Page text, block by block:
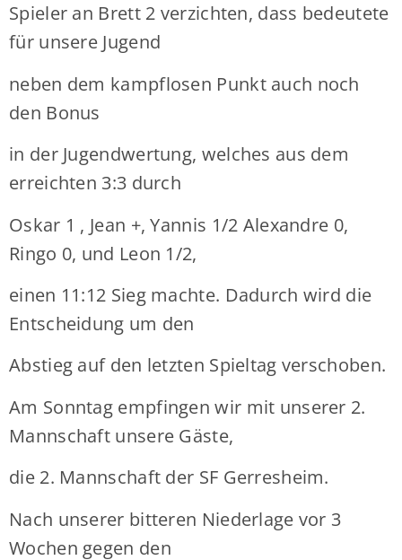
Spieler an Brett 2 verzichten, dass bedeutete
für unsere Jugend
neben dem kampflosen Punkt auch noch
den Bonus
in der Jugendwertung, welches aus dem
erreichten 3:3 durch
Oskar 1 , Jean +, Yannis 1/2 Alexandre 0,
Ringo 0, und Leon 1/2,
einen 11:12 Sieg machte. Dadurch wird die
Entscheidung um den
Abstieg auf den letzten Spieltag verschoben.
Am Sonntag empfingen wir mit unserer 2.
Mannschaft unsere Gäste,
die 2. Mannschaft der SF Gerresheim.
Nach unserer bitteren Niederlage vor 3
Wochen gegen den